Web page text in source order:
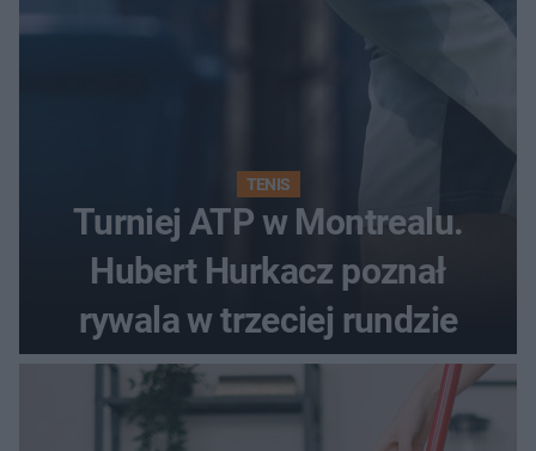
TENIS
Turniej ATP w Montrealu.
Hubert Hurkacz poznał
rywala w trzeciej rundzie